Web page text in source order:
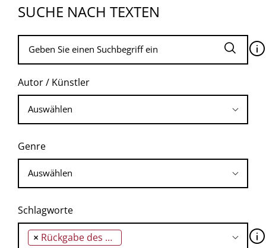
SUCHE NACH TEXTEN
🛈
Autor / Künstler
Genre
Schlagworte
× Rückgabe des Eigentums vor Entschädigung 🛈